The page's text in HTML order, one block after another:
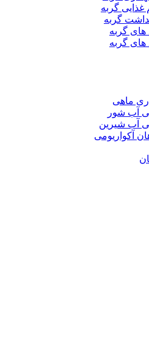
غذایی گربه
گربه
های گربه
های گربه
ماهی
آب شور
آب شیرین
آکواریومی